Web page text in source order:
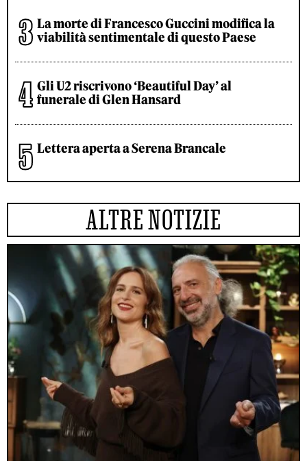
La morte di Francesco Guccini modifica la
viabilità sentimentale di questo Paese
Gli U2 riscrivono ‘Beautiful Day’ al
funerale di Glen Hansard
Lettera aperta a Serena Brancale
ALTRE NOTIZIE